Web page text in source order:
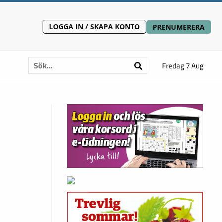
LOGGA IN / SKAPA KONTO PRENUMERERA
Fredag 7 Aug